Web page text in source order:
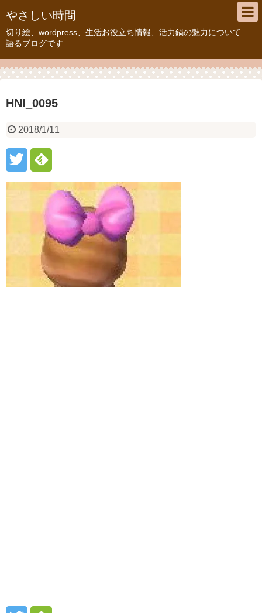
やさしい時間
切り絵、wordpress、生活お役立ち情報、活力鍋の魅力について
語るブログです
HNI_0095
2018/1/11